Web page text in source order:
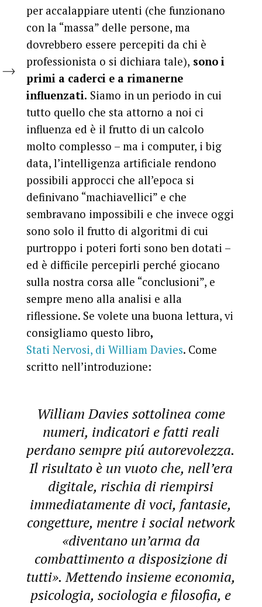
per accalappiare utenti (che funzionano
con la “massa” delle persone, ma
dovrebbero essere percepiti da chi è
professionista o si dichiara tale), sono i
primi a caderci e a rimanerne
influenzati. Siamo in un periodo in cui
tutto quello che sta attorno a noi ci
influenza ed è il frutto di un calcolo
molto complesso – ma i computer, i big
data, l’intelligenza artificiale rendono
possibili approcci che all’epoca si
definivano “machiavellici” e che
sembravano impossibili e che invece oggi
sono solo il frutto di algoritmi di cui
purtroppo i poteri forti sono ben dotati –
ed è difficile percepirli perché giocano
sulla nostra corsa alle “conclusioni”, e
sempre meno alla analisi e alla
riflessione. Se volete una buona lettura, vi
consigliamo questo libro,
Stati Nervosi, di William Davies. Come
scritto nell’introduzione:
William Davies sottolinea come
numeri, indicatori e fatti reali
perdano sempre piú autorevolezza.
Il risultato è un vuoto che, nell’era
digitale, rischia di riempirsi
immediatamente di voci, fantasie,
congetture, mentre i social network
«diventano un’arma da
combattimento a disposizione di
tutti». Mettendo insieme economia,
psicologia, sociologia e filosofia, e